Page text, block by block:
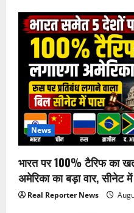
News
भारत पर 100% टैरिफ का
अमेरिका का बड़ा वार, सीनेट
Real Reporter News